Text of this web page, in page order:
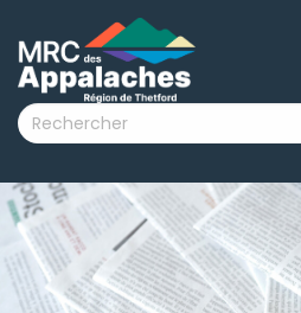
submenu (La MRC )
submenu (Citoyens )
submenu (Visiteurs )
submenu (Nouvelles )
submenu (Documentation )